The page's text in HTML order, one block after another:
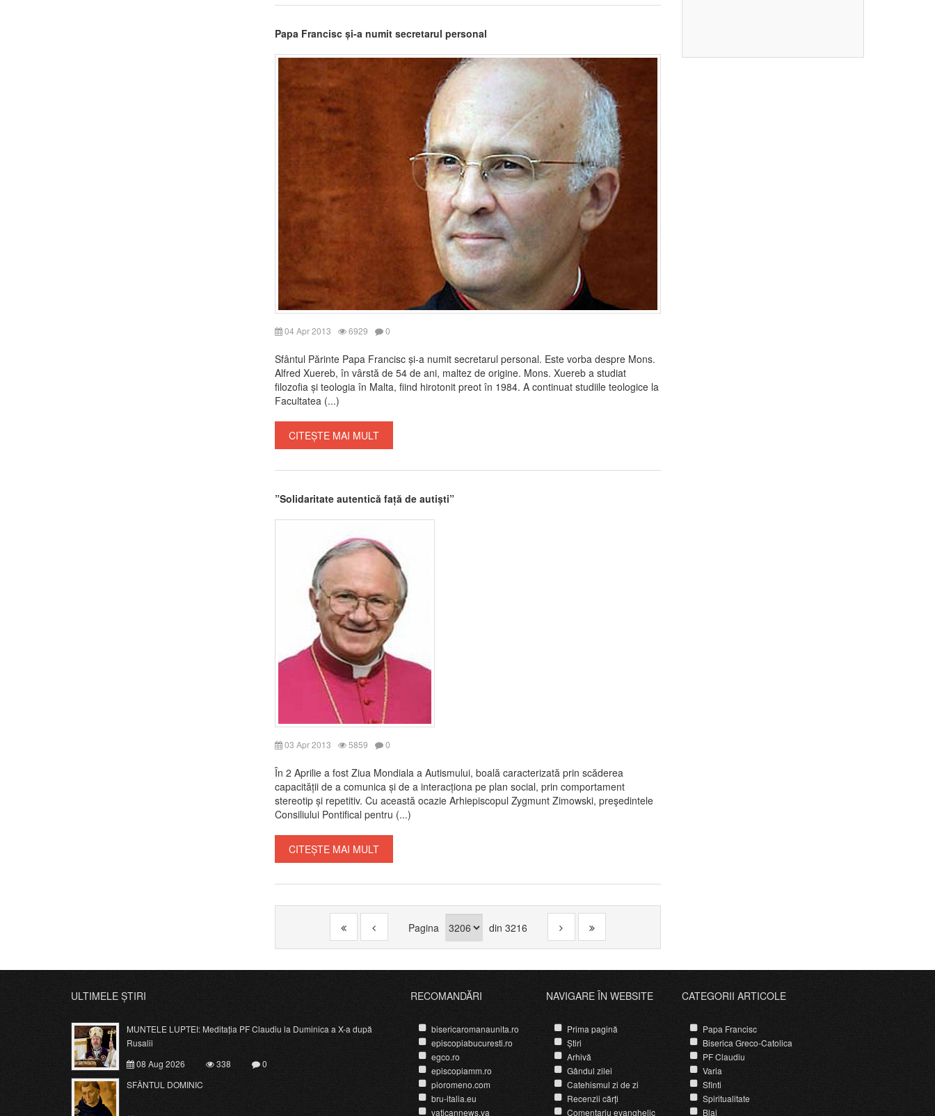
Papa Francisc și-a numit secretarul personal
04 Apr 2013 6929 0
Sfântul Părinte Papa Francisc și-a numit secretarul personal. Este vorba despre Mons.
Alfred Xuereb, în vârstă de 54 de ani, maltez de origine. Mons. Xuereb a studiat
filozofia și teologia în Malta, fiind hirotonit preot în 1984. A continuat studiile teologice la
Facultatea (...)
CITEȘTE MAI MULT
”Solidaritate autentică față de autiști”
03 Apr 2013 5859 0
În 2 Aprilie a fost Ziua Mondiala a Autismului, boală caracterizată prin scăderea
capacității de a comunica și de a interacționa pe plan social, prin comportament
stereotip și repetitiv. Cu această ocazie Arhiepiscopul Zygmunt Zimowski, preşedintele
Consiliului Pontifical pentru (...)
CITEȘTE MAI MULT
Pagina din 3216
ULTIMELE ȘTIRI
MUNTELE LUPTEI: Meditația PF Claudiu la Duminica a X-a după
Rusalii
08 Aug 2026
338
0
SFÂNTUL DOMINIC
RECOMANDĂRI
bisericaromanaunita.ro
episcopiabucuresti.ro
egco.ro
episcopiamm.ro
pioromeno.com
bru-italia.eu
vaticannews.va
NAVIGARE ÎN WEBSITE
Prima pagină
Știri
Arhivă
Gândul zilei
Catehismul zi de zi
Recenzii cărți
Comentariu evanghelic
CATEGORII ARTICOLE
Papa Francisc
Biserica Greco-Catolica
PF Claudiu
Varia
Sfinti
Spiritualitate
Blaj